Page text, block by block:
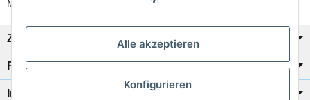
Alle akzeptieren
Konfigurieren
Mo-Fr: 8:00 Uhr - 17:00 Uhr
Zahlung/Versand
Rechtliches
Informationen